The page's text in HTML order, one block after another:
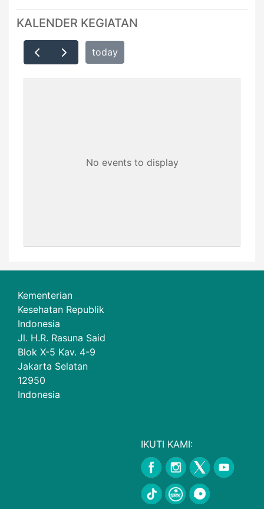
KALENDER KEGIATAN
today
No events to display
Kementerian
Kesehatan Republik
Indonesia
Jl. H.R. Rasuna Said
Blok X-5 Kav. 4-9
Jakarta Selatan
12950
Indonesia
IKUTI KAMI: